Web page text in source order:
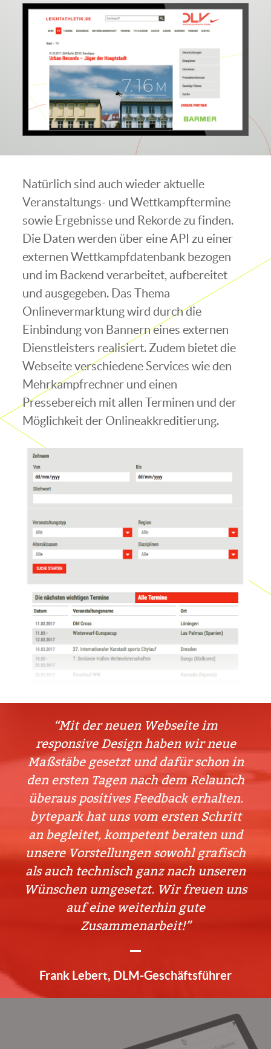
Natürlich sind auch wieder aktuelle
Veranstaltungs- und Wettkampftermine
sowie Ergebnisse und Rekorde zu finden.
Die Daten werden über eine API zu einer
externen Wettkampfdatenbank bezogen
und im Backend verarbeitet, aufbereitet
und ausgegeben. Das Thema
Onlinevermarktung wird durch die
Einbindung von Bannern eines externen
Dienstleisters realisiert. Zudem bietet die
Webseite verschiedene Services wie den
Mehrkampfrechner und einen
Pressebereich mit allen Terminen und der
Möglichkeit der Onlineakkreditierung.
Mit der neuen Webseite im
responsive Design haben wir neue
Maßstäbe gesetzt und dafür schon in
den ersten Tagen nach dem Relaunch
überaus positives Feedback erhalten.
bytepark hat uns vom ersten Schritt
an begleitet, kompetent beraten und
unsere Vorstellungen sowohl grafisch
als auch technisch ganz nach unseren
Wünschen umgesetzt. Wir freuen uns
auf eine weiterhin gute
Zusammenarbeit!
Frank Lebert, DLM-Geschäftsführer